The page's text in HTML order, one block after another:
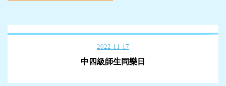
2022-11-17
中四級師生同樂日